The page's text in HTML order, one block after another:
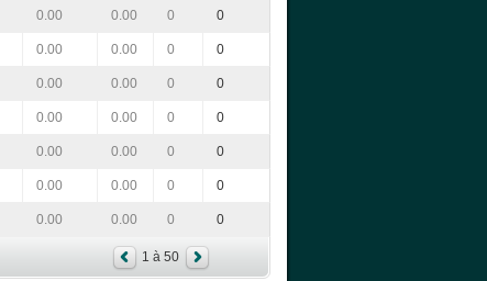
0.00 0.00 0 0
0.00 0.00 0 0
0.00 0.00 0 0
0.00 0.00 0 0
0.00 0.00 0 0
0.00 0.00 0 0
0.00 0.00 0 0
1 à 50